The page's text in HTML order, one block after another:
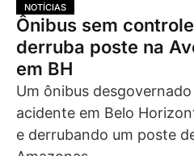
NOTÍCIAS
Ônibus sem
derruba poste na
em BH
Um ônibus
acidente em Belo
e derrubando um poste